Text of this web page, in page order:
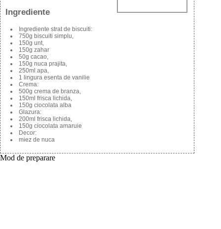
Ingrediente
Ingrediente strat de biscuiti:
750g biscuiti simplu,
150g unt,
150g zahar
50g cacao,
150g nuca prajita,
250ml apa,
1 lingura esenta de vanilie
Crema:
500g crema de branza,
150ml frisca lichida,
150g ciocolata alba
Glazura:
200ml frisca lichida,
150g ciocolata amaruie
Decor:
miez de nuca
Mod de preparare